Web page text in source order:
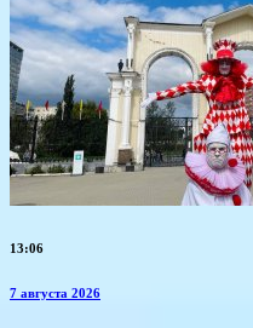
13:06
7 августа 2026